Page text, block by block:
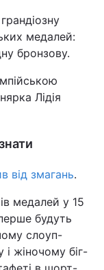
медалей:
бронзову.
Лідія
від змагань.
медалей у 15
будуть
слоуп-
і жіночому біг-